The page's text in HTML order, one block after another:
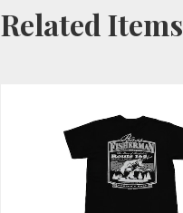
Related Items